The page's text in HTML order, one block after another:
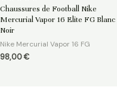
Note
sur
5
Chaussures de Football Nike
Mercurial Vapor 16 Elite FG Blanc
Noir
Nike Mercurial Vapor 16 FG
98,00€